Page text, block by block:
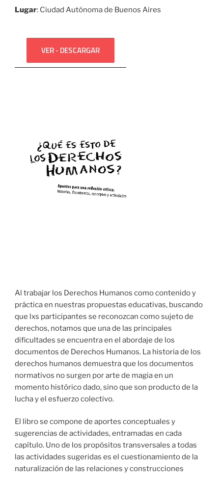
Lugar: Ciudad Autónoma de Buenos Aires
VER - DESCARGAR
Al trabajar los Derechos Humanos como contenido y
práctica en nuestras propuestas educativas, buscando
que lxs participantes se reconozcan como sujeto de
derechos, notamos que una de las principales
dificultades se encuentra en el abordaje de los
documentos de Derechos Humanos. La historia de los
derechos humanos demuestra que los documentos
normativos no surgen por arte de magia en un
momento histórico dado, sino que son producto de la
lucha y el esfuerzo colectivo.
El libro se compone de aportes conceptuales y
sugerencias de actividades, entramadas en cada
capítulo. Uno de los propósitos transversales a todas
las actividades sugeridas es el cuestionamiento de la
naturalización de las relaciones y construcciones